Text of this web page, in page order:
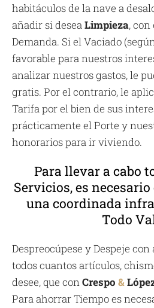
habitáculos de la nave a
añadir si deseaLimpieza,
Demanda. Si el Vaciado
favorable para nuestros
analizar nuestros gastos, le
gratis. Por el contrario, le
Tarifa por el bien de sus
prácticamente el Porte y
honorarios para ir viviendo.
Para llevar a cabo
Servicios, es
una coordinada
Todo
Despreocúpese y Despeje
todos cuantos artículos,
desee, que conCrespo &
Para ahorrar Tiempo es